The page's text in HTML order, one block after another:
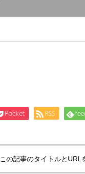
Pocket RSS
この記事のタイトルとURL